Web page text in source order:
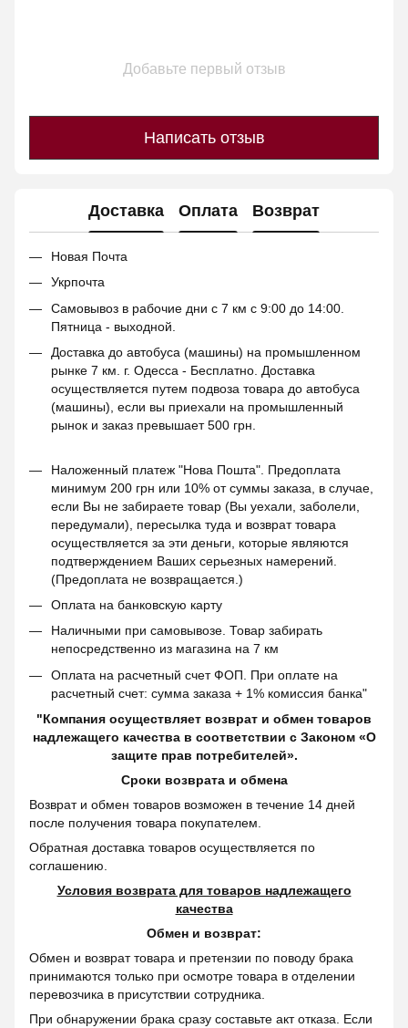
Добавьте первый отзыв
Написать отзыв
Доставка Оплата Возврат
Новая Почта
Укрпочта
Самовывоз в рабочие дни с 7 км с 9:00 до 14:00.
Пятница - выходной.
Доставка до автобуса (машины) на промышленном
рынке 7 км. г. Одесса - Бесплатно. Доставка
осуществляется путем подвоза товара до автобуса
(машины), если вы приехали на промышленный
рынок и заказ превышает 500 грн.
Наложенный платеж "Нова Пошта". Предоплата
минимум 200 грн или 10% от суммы заказа, в случае,
если Вы не забираете товар (Вы уехали, заболели,
передумали), пересылка туда и возврат товара
осуществляется за эти деньги, которые являются
подтверждением Ваших серьезных намерений.
(Предоплата не возвращается.)
Оплата на банковскую карту
Наличными при самовывозе. Товар забирать
непосредственно из магазина на 7 км
Оплата на расчетный счет ФОП. При оплате на
расчетный счет: сумма заказа + 1% комиссия банка"
"Компания осуществляет возврат и обмен товаров
надлежащего качества в соответствии с Законом «О
защите прав потребителей».
Сроки возврата и обмена
Возврат и обмен товаров возможен в течение 14 дней
после получения товара покупателем.
Обратная доставка товаров осуществляется по
соглашению.
Условия возврата для товаров надлежащего
качества
Обмен и возврат:
Обмен и возврат товара и претензии по поводу брака
принимаются только при осмотре товара в отделении
перевозчика в присутствии сотрудника.
При обнаружении брака сразу составьте акт отказа. Если